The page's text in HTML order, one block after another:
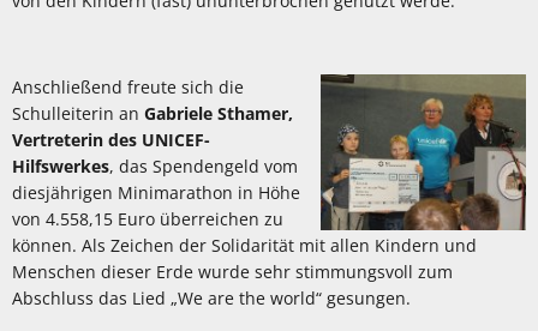
Anschließend freute sich die
Schulleiterin an Gabriele Sthamer,
Vertreterin des UNICEF-
Hilfswerkes, das Spendengeld vom
diesjährigen Minimarathon in Höhe
von 4.558,15 Euro überreichen zu
können. Als Zeichen der Solidarität mit allen Kindern und
Menschen dieser Erde wurde sehr stimmungsvoll zum
Abschluss das Lied „We are the world“ gesungen.